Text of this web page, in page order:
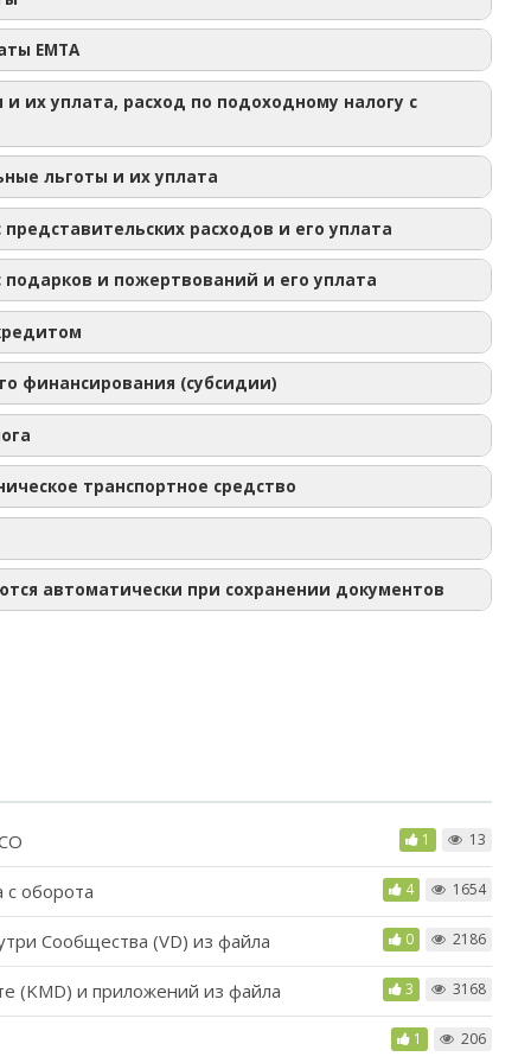
новая запись:
EMTA
их уплата, расход по подоходному налогу с
льготы и их уплата
расходов и его уплата
подарков и пожертвований и его уплата
финансирования (субсидии)
транспортное средство
автоматически при сохранении документов
1 13
с оборота 4 1654
Сообщества (VD) из файла 0 2186
(KMD) и приложений из файла 3 3168
1 206